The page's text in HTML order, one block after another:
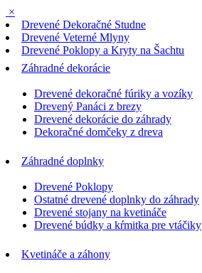
×
Drevené Dekoračné Studne
Drevené Veterné Mlyny
Drevené Poklopy a Kryty na Šachtu
Záhradné dekorácie
Drevené dekoračné fúriky a vozíky
Drevený Panáci z brezy
Drevené dekorácie do záhrady
Dekoračné domčeky z dreva
Záhradné doplnky
Drevené Poklopy
Ostatné drevené doplnky do záhrady
Drevené stojany na kvetináče
Drevené búdky a kŕmitka pre vtáčiky
Kvetináče a záhony